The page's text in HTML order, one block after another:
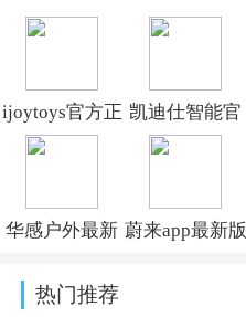
ijoytoys官方正
版v2.8.2
凯迪仕智能官
方app下载安装
华感户外最新 蔚来app最新版
热门推荐